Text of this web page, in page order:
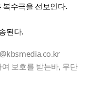
수극을 선보인다.
된다.
보호를 받는바, 무단